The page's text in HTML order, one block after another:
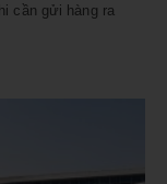
cần gửi hàng ra